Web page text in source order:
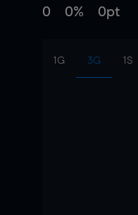
0 0% 0pt
1G 3G 1S